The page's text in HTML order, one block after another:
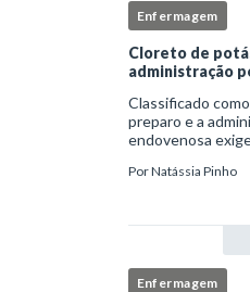
Enfermagem
Cloreto de
administração
Classificado
preparo e a
endovenosa
institucionais e
PorNatássia Pinho
Enfermagem